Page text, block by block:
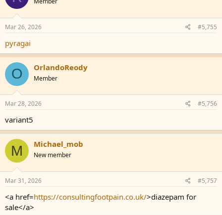
Mar 26, 2026 #5,755
pyragai
O OrlandoReody
Member
Mar 28, 2026 #5,756
variant5
M Michael_mob
New member
Mar 31, 2026 #5,757
<a href=https://consultingfootpain.co.uk/>diazepam for
sale</a>